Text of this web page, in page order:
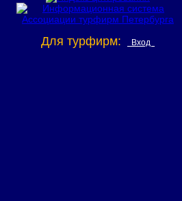
Для турфирм: Вход